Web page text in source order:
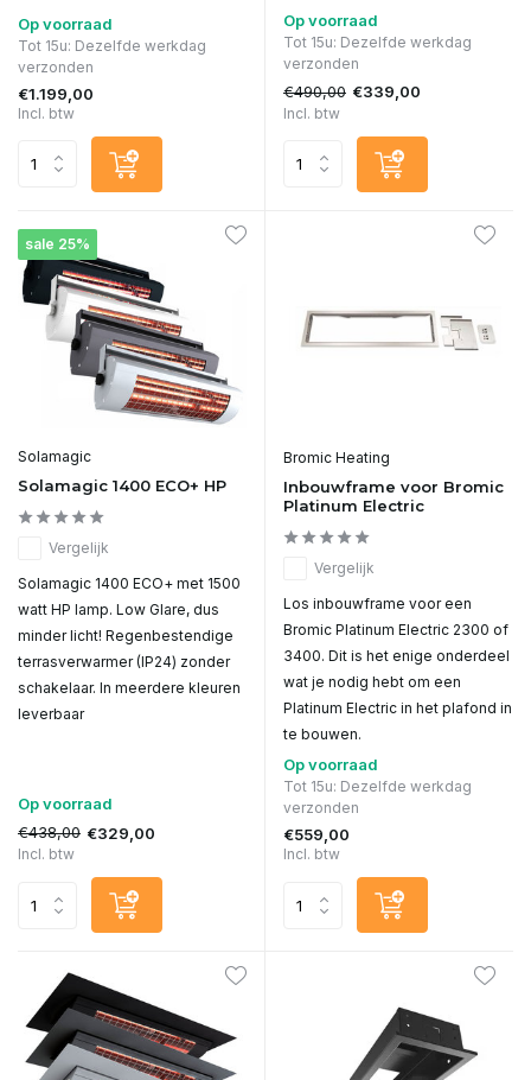
Op voorraad
Tot 15u: Dezelfde werkdag
verzonden
€1.199,00
Incl. btw
Op voorraad
Tot 15u: Dezelfde werkdag
verzonden
€490,00 €339,00
Incl. btw
sale 25%
Solamagic
Solamagic 1400 ECO+ HP
Vergelijk
Solamagic 1400 ECO+ met 1500
watt HP lamp. Low Glare, dus
minder licht! Regenbestendige
terrasverwarmer (IP24) zonder
schakelaar. In meerdere kleuren
leverbaar
Op voorraad
€438,00 €329,00
Incl. btw
Bromic Heating
Inbouwframe voor Bromic
Platinum Electric
Vergelijk
Los inbouwframe voor een
Bromic Platinum Electric 2300 of
3400. Dit is het enige onderdeel
wat je nodig hebt om een
Platinum Electric in het plafond in
te bouwen.
Op voorraad
Tot 15u: Dezelfde werkdag
verzonden
€559,00
Incl. btw